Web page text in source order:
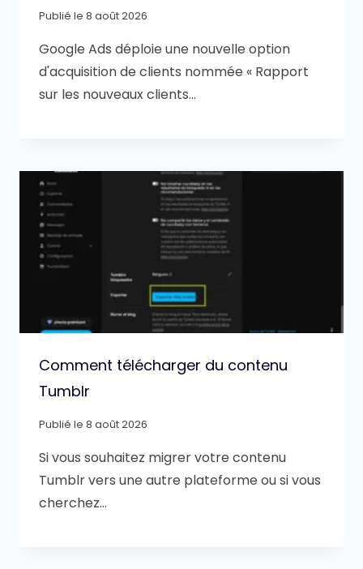
Publié le 8 août 2026
Google Ads déploie une nouvelle option
d'acquisition de clients nommée « Rapport
sur les nouveaux clients…
Comment télécharger du contenu
Tumblr
Publié le 8 août 2026
Si vous souhaitez migrer votre contenu
Tumblr vers une autre plateforme ou si vous
cherchez…